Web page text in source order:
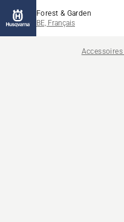
Forest & Garden
BE, Français